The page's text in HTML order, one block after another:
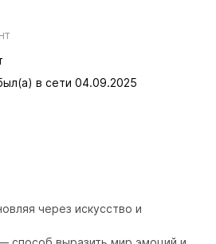
в сети 04.09.2025